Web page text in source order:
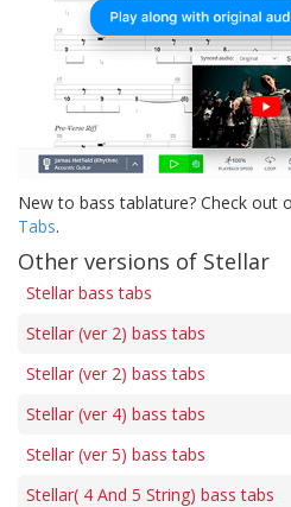
New to bass tablature? Check out
Tabs.
Other versions of Stellar
Stellar bass tabs
Stellar (ver 2) bass tabs
Stellar (ver 2) bass tabs
Stellar (ver 4) bass tabs
Stellar (ver 5) bass tabs
Stellar( 4 And 5 String) bass tabs